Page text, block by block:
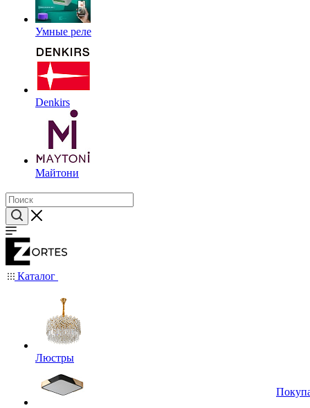
Умные реле
Denkirs
Майтони
Каталог
Люстры